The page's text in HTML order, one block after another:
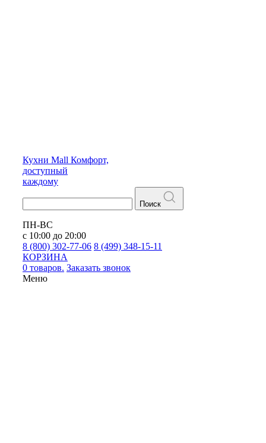
Кухни Mall Комфорт,
доступный
каждому
Поиск
ПН-ВС
с 10:00 до 20:00
8 (800) 302-77-06 8 (499) 348-15-11
КОРЗИНА
0 товаров. Заказать звонок
Меню